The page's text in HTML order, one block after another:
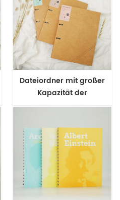
Dateiordner mit großer
Kapazität der
Holzstrukturpalette